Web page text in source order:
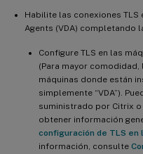
Habilite las conexiones
Agents (VDA) completando
Configure TLS en las
(Para mayor
máquinas donde están
simplemente “VDA”).
suministrado por Citrix
obtener información
configuración de TLS en
información, consulte